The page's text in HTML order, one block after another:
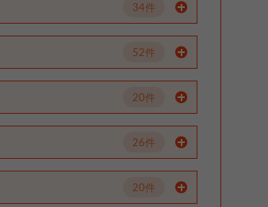
34件
52件
20件
26件
20件